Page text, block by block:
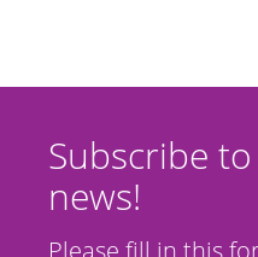
Subscribe
news!
Please fill in this